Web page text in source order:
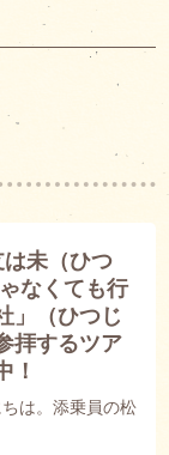
未（ひつ
なくても行
」（ひつじ
拝するツア
！
は。添乗員の松